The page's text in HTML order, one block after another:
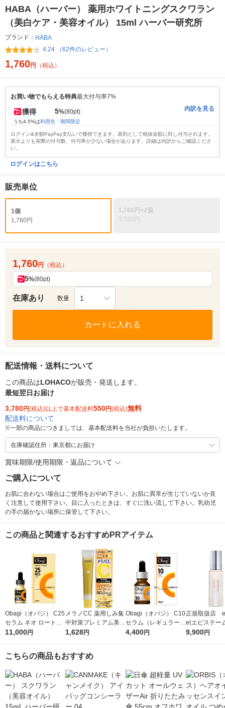
HABA（ハーバー） 薬用ホワイトニングスクワラン
（美白ケア・美容オイル） 15ml ハーバー研究所
ブランド： HABA
4.24 （62件のレビュー）
1,760円 （税込）
お買い物でもらえる特典最大付与率7%
獲得 5%(80pt)
うち4.5%は利用先・期間限定
内訳を見る
ログイン&全額PayPay支払いで獲得できます。原則として税抜金額に対し付与されます。
表示よりも実際の付与数、付与率が少ない場合があります。詳細は内訳からご確認くださ
い。
ログインはこちら
販売単位
1個
1,760円
1,760円×2個
3,520円
1,760円 （税込）
5%(80pt)
在庫あり 数量 1
カートに入れる
配送情報・送料について
この商品はLOHACOが販売・発送します。
最短翌日お届け
3,780円(税込)以上で基本配送料550円(税込)無料
配送料について
※一部の商品につきましては、基本配送料を当社が負担いたします。
在庫確認住所：東京都にお届け
賞味期限/使用期限・返品について
ご購入について
お肌に合わない場合はご使用をおやめ下さい。お肌に異常が生じていないか良
く注意して使用下さい。目に入ったときは、すぐに洗い流して下さい。乳幼児
の手の届かない場所に保管して下さい。
この商品と関連するおすすめPRアイテム
Obagi（オバジ） C25
セラム ネオ ロート製
薬
11,000円
メラノCC 薬用しみ集
中対策プレミアム美容
液 20ml ロート製薬
1,628円
Obagi（オバジ） C10
セラム（レギュラー）
ロート製薬
4,400円
正規取扱店
e(エピステー
ュートラルク
9,900円
こちらの商品もおすすめ